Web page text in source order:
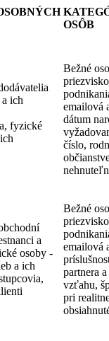
OSÔB
ich
fyzické
Bežné
emailová
dátum
číslo,
a
osoby -
a ich
Bežné
emailová
partnera
vzťahu,
pri